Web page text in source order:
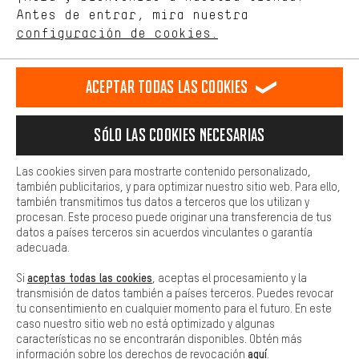
español
ES english
EN Deutsch
DE
RESCINDIR EL CONTRATO Comunidad de Aquisgrán Programa de afiliados
Aviso Legal Protección de datos Condiciones Generales
Plataforma de reportes Reciclaje de baterias
Configuración de las cookies Ajusta el contraste
Todos los precios indicados son en euros e sin MwSt, más
gastos de envío aEstados Unidos.
Antes de entrar, mira nuestra
configuración de cookies.
de nuestro sitio web y nuestra oferta de la tienda con tu
comportamiento de compra.
Más confort
cookies de comodidad, creamos enlaces a plataformas de redes
sociales. Esto nos permite proporcionarle más contenido e
adicionales que le ayudarán a encontrar los productos adecuados.
preguntas de forma rápida y sencilla.
Básica
Las cookies básicas aseguran que puedas usar nuestro sitio web.
Aceptar todas las cookies
Sólo las cookies necesarias
Las cookies sirven para mostrarte contenido personalizado,
también publicitarios, y para optimizar nuestro sitio web. Para ello,
también transmitimos tus datos a terceros que los utilizan y
procesan. Este proceso puede originar una transferencia de tus
datos a países terceros sin acuerdos vinculantes o garantía
adecuada.
Si aceptas todas las cookies , aceptas el procesamiento y la
transmisión de datos también a países terceros. Puedes revocar
tu consentimiento en cualquier momento para el futuro. En este
caso nuestro sitio web no está optimizado y algunas
características no se encontrarán disponibles. Obtén más
información sobre los derechos de revocación aquí.